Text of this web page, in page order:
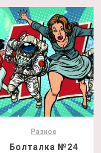
Разное
Болталка №24